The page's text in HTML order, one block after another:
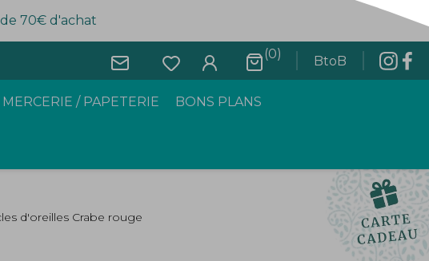
70€ d'achat
(0) BtoB
MERCERIE / PAPETERIE BONS PLANS
d'oreilles Crabe rouge